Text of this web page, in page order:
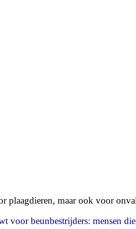
plaagdieren, maar ook voor
voorbeunbestrijders: mensen